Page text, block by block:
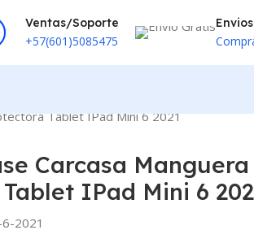
Ventas/Soporte
+57(601)5085475
Tablet IPad Mini 6 2021
Carcasa Manguera
IPad Mini 6
2021